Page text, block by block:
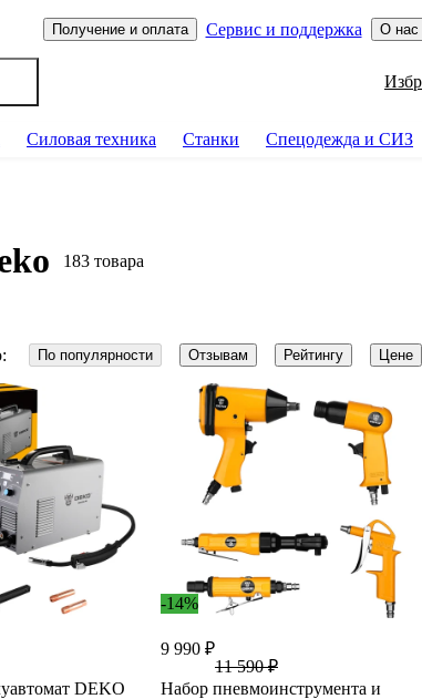
Получение и оплата Сервис и поддержка О нас
Силовая техника Станки Спецодежда и СИЗ
183 товара
По популярности Отзывам Рейтингу Цене
DEKO
-14%
9 990 ₽
11 590 ₽
Набор пневмоинструмента и